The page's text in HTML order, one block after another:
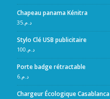
Chapeau panama Kénitra
د.م.35
Stylo Clé USB publicitaire
د.م.100
Porte badge rétractable
د.م.6
Chargeur Écologique Casablanca